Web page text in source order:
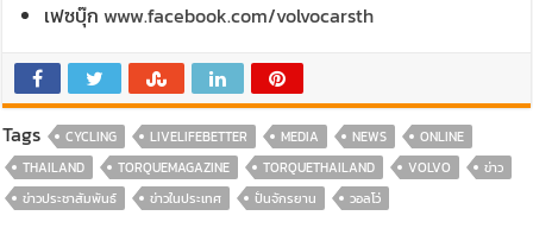
เฟซบุ๊กwww.facebook.com/volvocarsth
Tags CYCLING LIVELIFEBETTER MEDIA NEWS
ONLINE
THAILAND
TORQUEMAGAZINE TORQUETHAILAND VOLVO
ข่าว
ข่าวประชาสัมพันธ์
ข่าวในประเทศ ปั่นจักรยาน วอลโว่